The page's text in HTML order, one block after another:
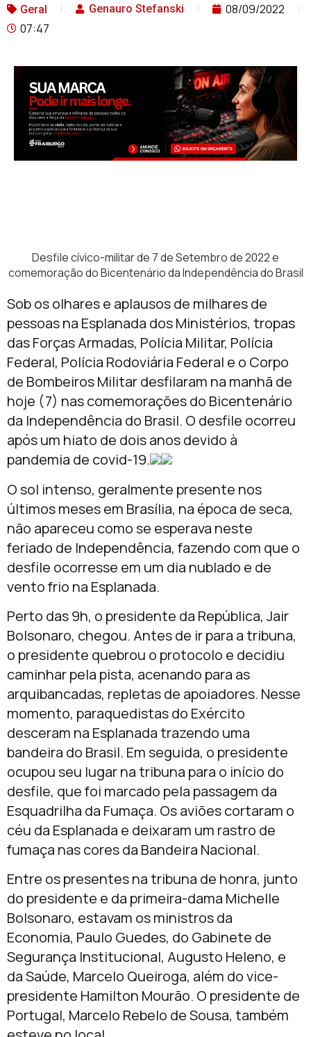
Geral Genauro Stefanski
08/09/2022
07:47
Desfile cívico-militar de 7 de Setembro de 2022 e
comemoração do Bicentenário da Independência do Brasil
Sob os olhares e aplausos de milhares de
pessoas na Esplanada dos Ministérios, tropas
das Forças Armadas, Polícia Militar, Polícia
Federal, Polícia Rodoviária Federal e o Corpo
de Bombeiros Militar desfilaram na manhã de
hoje (7) nas comemorações do Bicentenário
da Independência do Brasil. O desfile ocorreu
após um hiato de dois anos devido à
pandemia de covid-19.
O sol intenso, geralmente presente nos
últimos meses em Brasília, na época de seca,
não apareceu como se esperava neste
feriado de Independência, fazendo com que o
desfile ocorresse em um dia nublado e de
vento frio na Esplanada.
Perto das 9h, o presidente da República, Jair
Bolsonaro, chegou. Antes de ir para a tribuna,
o presidente quebrou o protocolo e decidiu
caminhar pela pista, acenando para as
arquibancadas, repletas de apoiadores. Nesse
momento, paraquedistas do Exército
desceram na Esplanada trazendo uma
bandeira do Brasil. Em seguida, o presidente
ocupou seu lugar na tribuna para o início do
desfile, que foi marcado pela passagem da
Esquadrilha da Fumaça. Os aviões cortaram o
céu da Esplanada e deixaram um rastro de
fumaça nas cores da Bandeira Nacional.
Entre os presentes na tribuna de honra, junto
do presidente e da primeira-dama Michelle
Bolsonaro, estavam os ministros da
Economia, Paulo Guedes, do Gabinete de
Segurança Institucional, Augusto Heleno, e
da Saúde, Marcelo Queiroga, além do vice-
presidente Hamilton Mourão. O presidente de
Portugal, Marcelo Rebelo de Sousa, também